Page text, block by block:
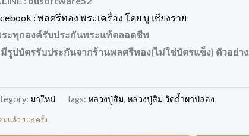
: พลศรีทอง พระเครื่อง โดย บู เชียงราย
ะทุกองค์รับประกันพระแท้ตลอดชีพ
มีรูปบัตรรับประกันจากร้านพลศรีทอง(ไม่ใช่บัตรแข็ง) ตัวอย่าง..
มาใหม่ Tags:หลวงปู่สิม,หลวงปู่สิม วัดถ้ำผาปล่อง
แล้ว 108 ครั้ง